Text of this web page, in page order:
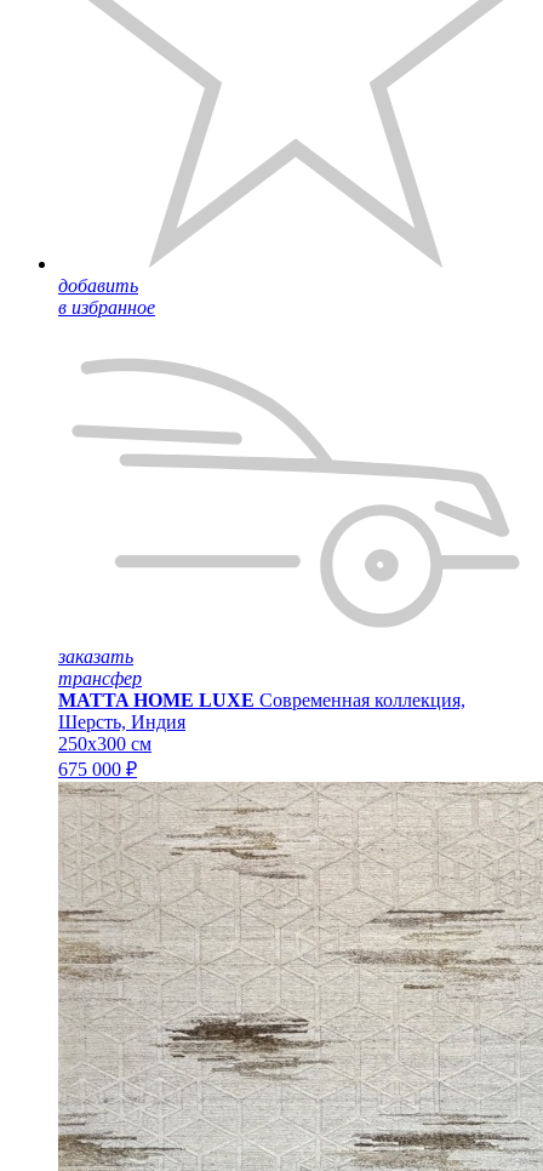
добавить
в избранное
заказать
трансфер
MATTA HOME LUXE Современная коллекция,
Шерсть, Индия
250x300 см
675 000 ₽